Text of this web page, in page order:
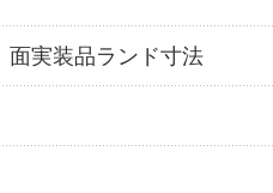
面実装品ランド寸法